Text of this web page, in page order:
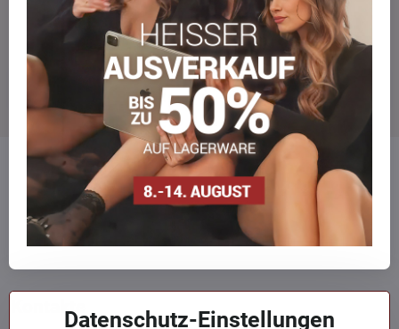
Newsletter
Newsletter abonnieren :
Abonnieren
Kundendienste
Bestellungen
KontakteDatenschutz-Einstellungen